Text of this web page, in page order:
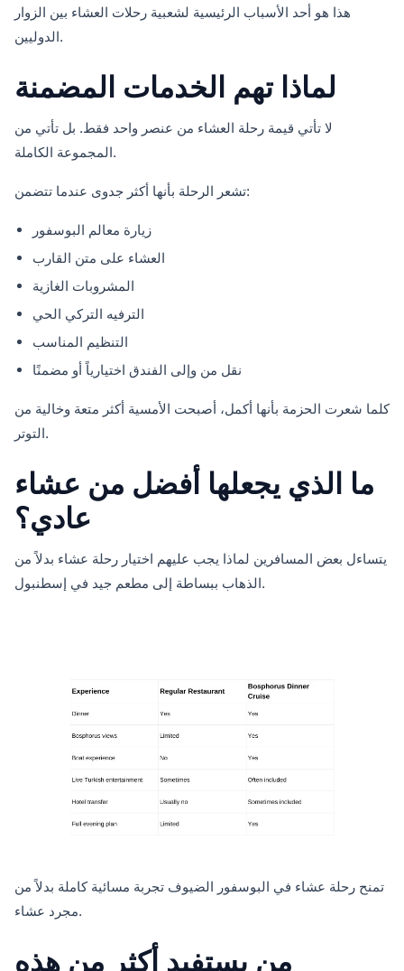
هذا هو أحد الأسباب الرئيسية لشعبية رحلات العشاء بين الزوار
الدوليين.
لماذا تهم الخدمات المضمنة
لا تأتي قيمة رحلة العشاء من عنصر واحد فقط. بل تأتي من
المجموعة الكاملة.
تشعر الرحلة بأنها أكثر جدوى عندما تتضمن:
زيارة معالم البوسفور
العشاء على متن القارب
المشروبات الغازية
الترفيه التركي الحي
التنظیم المناسب
نقل من وإلى الفندق اختيارياً أو مضمنًا
كلما شعرت الحزمة بأنها أكمل، أصبحت الأمسية أكثر متعة وخالية من
التوتر.
ما الذي يجعلها أفضل من عشاء
عادي؟
يتساءل بعض المسافرين لماذا يجب عليهم اختيار رحلة عشاء بدلاً من
الذهاب ببساطة إلى مطعم جيد في إسطنبول.
تمنح رحلة عشاء في البوسفور الضيوف تجربة مسائية كاملة بدلاً من
مجرد عشاء.
من يستفيد أكثر من هذه